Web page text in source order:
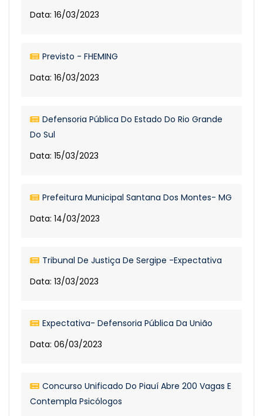
Data: 16/03/2023
Previsto - FHEMING
Data: 16/03/2023
Defensoria Pública Do Estado Do Rio Grande
Do Sul
Data: 15/03/2023
Prefeitura Municipal Santana Dos Montes- MG
Data: 14/03/2023
Tribunal De Justiça De Sergipe -Expectativa
Data: 13/03/2023
Expectativa- Defensoria Pública Da União
Data: 06/03/2023
Concurso Unificado Do Piauí Abre 200 Vagas E
Contempla Psicólogos